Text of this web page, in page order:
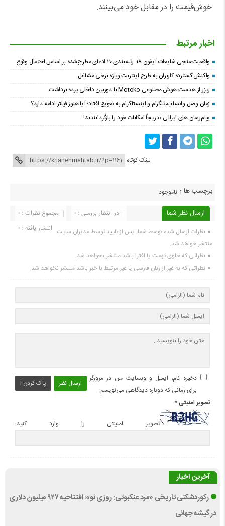
خوش‌قیمت را در مقابل خود می‌بینند.
اخبار مرتبط
واقعیت‌سنجی شایعات آیفون ۱۸: رتبه‌بندی ۲۰ ادعای مطرح‌شده بر اساس احتمال وقوع
واکنش گسترده کاربران به طرح اینترنت ویژه برخی مشاغل
ریزر از هدست هوش مصنوعی Motoko با دوربین داخلی پرده برداشت
زمان وصل واتساپ، تلگرام و اینستاگرام به تعویق افتاد؛ آیا هنوز فیلتر ادامه دارد؟
پیام‌رسان‌ های ایرانی تدریجاً امکانات خود را بازگردانندند!
لینک کوتاه
برچسب ها : ناموجود
ارسال نظر شما مجموع نظرات : 0
در انتظار بررسی : 0
انتشار یافته : 0 نظرات ارسال شده توسط شما، پس از تایید توسط مدیران سایت
منتشر خواهد شد.
نظراتی که حاوی تهمت یا افترا باشد منتشر نخواهد شد.
نظراتی که به غیر از زبان فارسی یا غیر مرتبط با خبر باشد منتشر نخواهد شد.
ارسال نظر پاک کردن !
ذخیره نام، ایمیل و وبسایت من در مرورگر
برای زمانی که دوباره دیدگاهی می‌نویسم.
تصویر امنیتی*
تصویر امنیتی را وارد کنید:
آخرین اخبار
رکوردشکنی تاریخی «مرد عنکبوتی: روزی نو»؛ افتتاحیه ۹۲۷ میلیون دلاری
در گیشه جهانی